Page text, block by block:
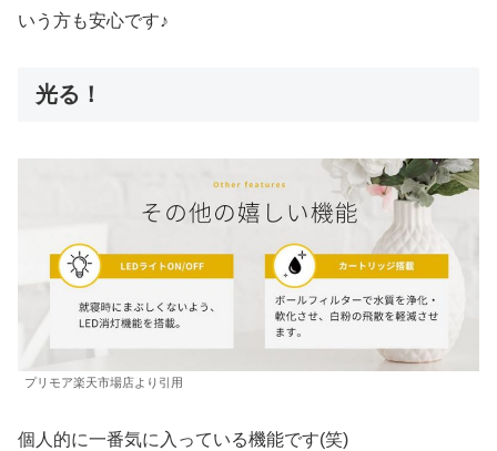
いう方も安心です♪
光る！
プリモア楽天市場店より引用
個人的に一番気に入っている機能です(笑)